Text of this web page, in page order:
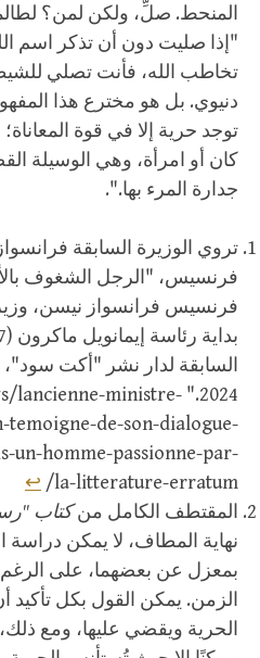
المنحط. صلِّ، ولكن لمن؟
"إذا صليت دون أن تذكر اسم
تخاطب الله، فأنت تصلي
دنيوي. بل هو مخترع هذا
توجد حرية إلا في قوة
كان أو امرأة، وهي الوسيلة
جدارة المرء بها.".
تروي الوزيرة السابقة
فرنسيس، "الرجل الشغوف
فرنسيس فرانسواز نيسن،
lancienne-ministre-
temoigne-de-son-dialogue-
un-homme-passionne-par-
la-litterature-erratum/
↩
المقتطف الكامل منكتاب
نهاية المطاف، لا يمكن دراسة
بمعزل عن بعضهما، على الرغم
الزمن. يمكن القول بكل تأكيد
الحرية ويقضي عليها، ومع ذلك،